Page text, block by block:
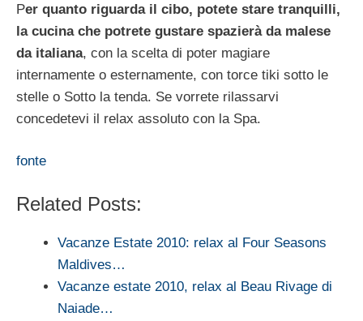
Per quanto riguarda il cibo, potete stare tranquilli,
la cucina che potrete gustare spazierà da malese
da italiana, con la scelta di poter magiare
internamente o esternamente, con torce tiki sotto le
stelle o Sotto la tenda. Se vorrete rilassarvi
concedetevi il relax assoluto con la Spa.
fonte
Related Posts:
Vacanze Estate 2010: relax al Four Seasons
Maldives…
Vacanze estate 2010, relax al Beau Rivage di
Naiade…